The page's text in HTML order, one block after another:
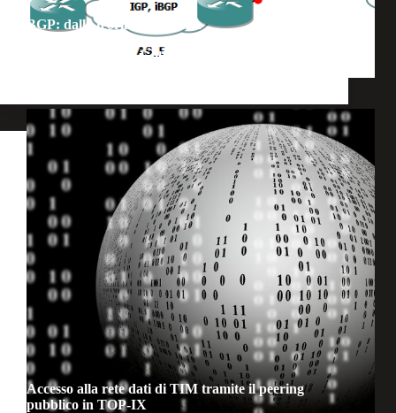
BGP: dalla teoria alla pratica
,Consorzio
Accesso alla rete dati di TIM tramite il peering
pubblico in TOP-IX